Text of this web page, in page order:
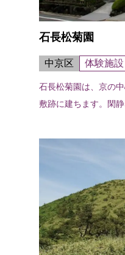
石長松菊園
中京区 体験施設
石長松菊園は、京の
敷跡に建ちます。閑
や鴨川は散策に、新